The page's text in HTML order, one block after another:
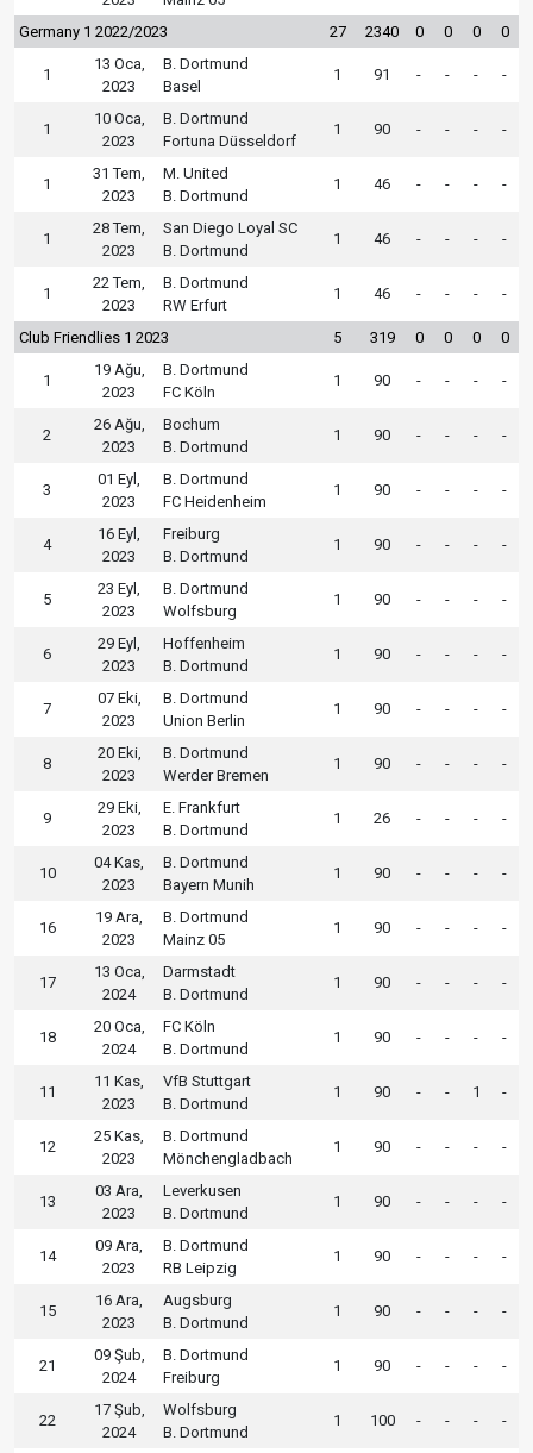
Germany 1 2022/2023 27 2340 0 0 0 0
1
13 Oca,
2023
B. Dortmund
Basel
1 91 - - - -
1
10 Oca,
2023
B. Dortmund
Fortuna Düsseldorf
1 90 - - - -
1
31 Tem,
2023
M. United
B. Dortmund
1 46 - - - -
1
28 Tem,
2023
San Diego Loyal SC
B. Dortmund
1 46 - - - -
1
22 Tem,
2023
B. Dortmund
RW Erfurt
1 46 - - - -
Club Friendlies 1 2023 5 319 0 0 0 0
1
19 Ağu,
2023
B. Dortmund
FC Köln
1 90 - - - -
2
26 Ağu,
2023
Bochum
B. Dortmund
1 90 - - - -
3
01 Eyl,
2023
B. Dortmund
FC Heidenheim
1 90 - - - -
4
16 Eyl,
2023
Freiburg
B. Dortmund
1 90 - - - -
5
23 Eyl,
2023
B. Dortmund
Wolfsburg
1 90 - - - -
6
29 Eyl,
2023
Hoffenheim
B. Dortmund
1 90 - - - -
7
07 Eki,
2023
B. Dortmund
Union Berlin
1 90 - - - -
8
20 Eki,
2023
B. Dortmund
Werder Bremen
1 90 - - - -
9
29 Eki,
2023
E. Frankfurt
B. Dortmund
1 26 - - - -
10
04 Kas,
2023
B. Dortmund
Bayern Munih
1 90 - - - -
16
19 Ara,
2023
B. Dortmund
Mainz 05
1 90 - - - -
17
13 Oca,
2024
Darmstadt
B. Dortmund
1 90 - - - -
18
20 Oca,
2024
FC Köln
B. Dortmund
1 90 - - - -
11
11 Kas,
2023
VfB Stuttgart
B. Dortmund
1 90 - - 1 -
12
25 Kas,
2023
B. Dortmund
Mönchengladbach
1 90 - - - -
13
03 Ara,
2023
Leverkusen
B. Dortmund
1 90 - - - -
14
09 Ara,
2023
B. Dortmund
RB Leipzig
1 90 - - - -
15
16 Ara,
2023
Augsburg
B. Dortmund
1 90 - - - -
21
09 Şub,
2024
B. Dortmund
Freiburg
1 90 - - - -
22
17 Şub,
2024
Wolfsburg
B. Dortmund
1 100 - - - -